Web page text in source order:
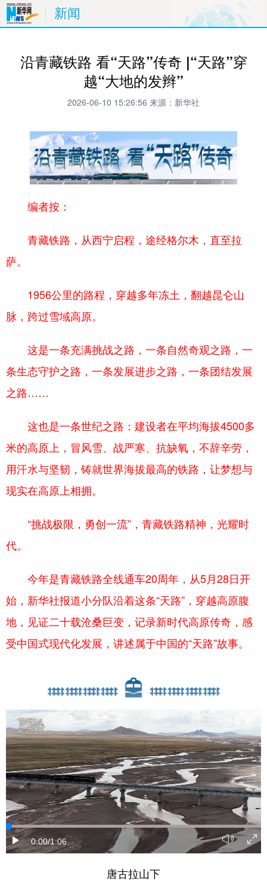
新闻
沿青藏铁路 看“天路”传奇 |“天路”穿
越“大地的发辫”
2026-06-10 15:26:56 来源：新华社
编者按：
青藏铁路，从西宁启程，途经格尔木，直至拉
萨。
1956公里的路程，穿越多年冻土，翻越昆仑山
脉，跨过雪域高原。
这是一条充满挑战之路，一条自然奇观之路，一
条生态守护之路，一条发展进步之路，一条团结发展
之路……
这也是一条世纪之路：建设者在平均海拔4500多
米的高原上，冒风雪、战严寒、抗缺氧，不辞辛劳，
用汗水与坚韧，铸就世界海拔最高的铁路，让梦想与
现实在高原上相拥。
“挑战极限，勇创一流”，青藏铁路精神，光耀时
代。
今年是青藏铁路全线通车20周年，从5月28日开
始，新华社报道小分队沿着这条“天路”，穿越高原腹
地，见证二十载沧桑巨变，记录新时代高原传奇，感
受中国式现代化发展，讲述属于中国的“天路”故事。
0:00/1:06
唐古拉山下